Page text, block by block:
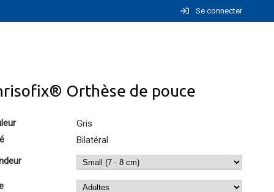
Se connecter
Orthèse de pouce
Gris
Bilatéral